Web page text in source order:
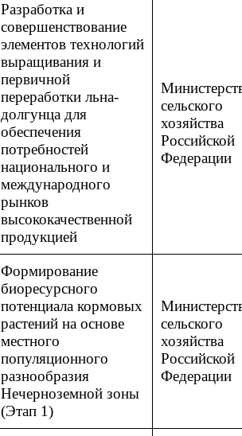
Разработка и
совершенствование
элементов технологий
выращивания и
первичной
переработки льна-
долгунца для
обеспечения
потребностей
национального и
международного
рынков
высококачественной
продукцией
сельского
хозяйства
Российской
Федерации
Формирование
биоресурсного
потенциала кормовых
растений на основе
местного
популяционного
разнообразия
Нечерноземной зоны
(Этап 1)
сельского
хозяйства
Российской
Федерации